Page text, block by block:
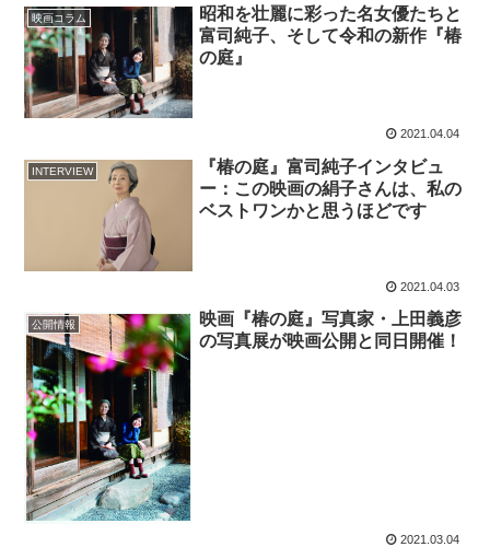
映画コラム
昭和を壮麗に彩った名女優たちと
富司純子、そして令和の新作『椿
の庭』
2021.04.04
INTERVIEW
『椿の庭』富司純子インタビュ
ー：この映画の絹子さんは、私の
ベストワンかと思うほどです
2021.04.03
公開情報
映画『椿の庭』写真家・上田義彦
の写真展が映画公開と同日開催！
2021.03.04